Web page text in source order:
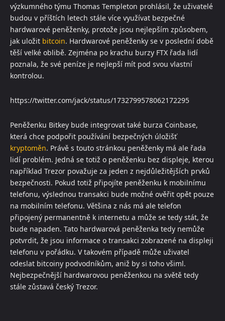
výzkumného týmu Thomas Templeton prohlásil, že uživatelé
budou v příštích letech stále více využívat bezpečné
hardwarové peněženky, protože jsou nejlepším způsobem,
jak uložit bitcoin. Hardwarové peněženky se v poslední době
těší velké oblibě. Zejména po krachu burzy FTX řada lidí
poznala, že své peníze je nejlepší mít pod svou vlastní
kontrolou.
https://twitter.com/jack/status/1732799578062172295
Peněženku Bitkey bude integrovat také burza Coinbase,
která chce podpořit používání bezpečných úložišť
kryptoměn. Právě s touto stránkou peněženky má ale řada
lidí problém. Jedná se totiž o peněženku bez displeje, kterou
například Trezor považuje za jeden z nejdůležitějších prvků
bezpečnosti. Pokud totiž připojíte peněženku k mobilnímu
telefonu, výslednou transakci bude možné ověřit opět pouze
na mobilním telefonu. Většina z nás má ale telefon
připojený permanentně k internetu a může se tedy stát, že
bude napaden. Tato hardwarová peněženka tedy nemůže
potvrdit, že jsou informace o transakci zobrazené na displeji
telefonu v pořádku. V takovém případě může uživatel
odeslat bitcoiny podvodníkům, aniž by si toho všiml.
Nejbezpečnější hardwarovou peněženkou na světě tedy
stále zůstavá český Trezor.